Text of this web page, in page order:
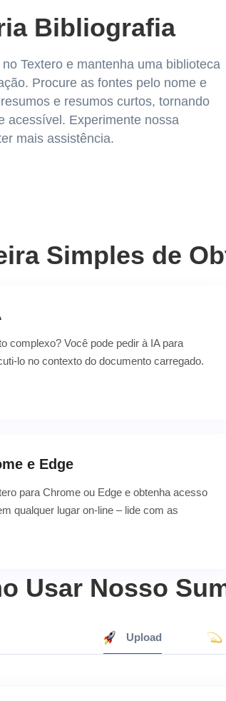
Bibliografia
Textero e mantenha uma biblioteca
Procure as fontes pelo nome e
e resumos curtos, tornando
acessível. Experimente nossa
mais assistência.
Simples de
complexo? Você pode pedir à IA para
lo no contexto do documento carregado.
e Edge
para Chrome ou Edge e obtenha acesso
qualquer lugar on-line – lide com as
Usar Nosso
Upload